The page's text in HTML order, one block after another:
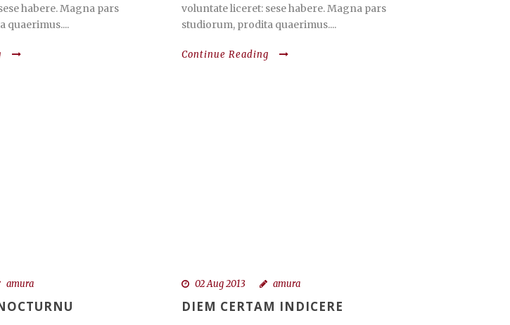
habere. Magna pars
quaerimus....
voluntate liceret: sese habere. Magna pars
studiorum, prodita quaerimus....
Continue Reading
amura 02 Aug 2013 amura
DIEM CERTAM INDICERE